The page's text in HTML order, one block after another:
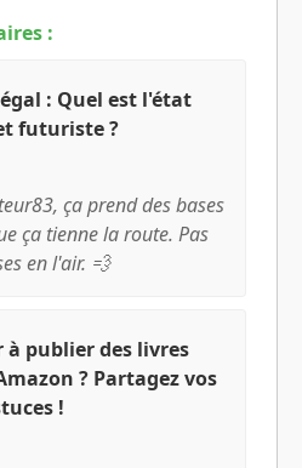
:
: Quel est l'état
futuriste ?
ça prend des bases
ça tienne la route. Pas
en l'air. 💨
à publier des livres
? Partagez vos
!